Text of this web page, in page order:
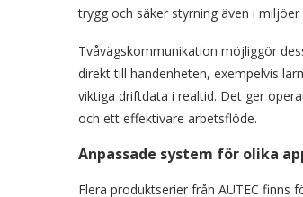
trygg och säker styrning även i
Tvåvägskommunikation möjliggör
direkt till handenheten, exempelvis
viktiga driftdata i realtid. Det ger
och ett effektivare arbetsflöde.
Anpassade system för olika
Flera produktserier från AUTEC finns